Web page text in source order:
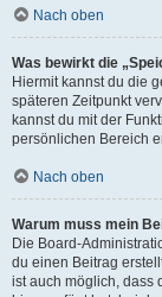
Nach oben
Was bewirkt die
Hiermit kannst du die
späteren Zeitpunkt
kannst du mit der
persönlichen Bereich
Nach oben
Warum muss mein
Die Board-
du einen Beitrag
ist auch möglich, dass